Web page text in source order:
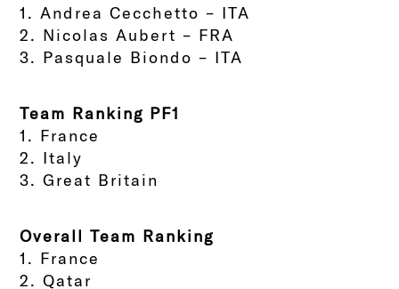
1.Andrea Cecchetto – ITA
2. Nicolas Aubert – FRA
3. Pasquale Biondo – ITA
Team Ranking PF1
1. France
2. Italy
3.Great Britain
Overall Team Ranking
1. France
2.Qatar